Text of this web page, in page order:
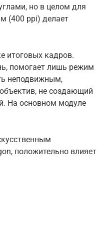
но в целом для
(400 ppi) делает
итоговых кадров.
помогает лишь режим
неподвижным,
не создающий
На основном модуле
положительно влияет